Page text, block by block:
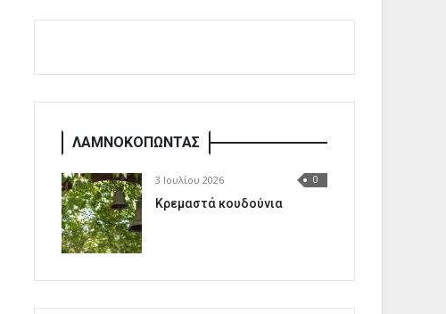
ΛΑΜΝΟΚΟΠΩΝΤΑΣ
3 Ιουλίου 2026 0
Κρεμαστά κουδούνια